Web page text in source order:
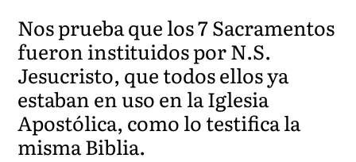
Nos prueba que los 7 Sacramentos
fueron instituidos por N.S.
Jesucristo, que todos ellos ya
estaban en uso en la Iglesia
Apostólica, como lo testifica la
misma Biblia.